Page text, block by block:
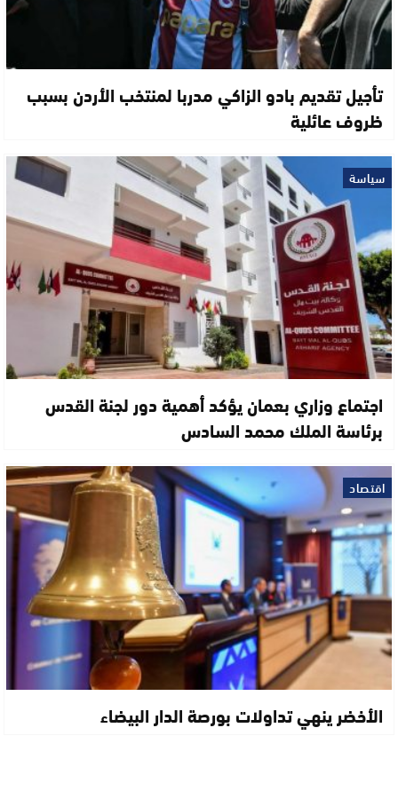
تأجيل تقديم بادو الزاكي مدربا لمنتخب الأردن بسبب
ظروف عائلية
سياسة
اجتماع وزاري بعمان يؤكد أهمية دور لجنة القدس
برئاسة الملك محمد السادس
اقتصاد
الأخضر ينهي تداولات بورصة الدار البيضاء